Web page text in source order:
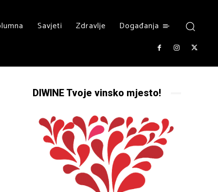
Savjeti Zdravlje Događanja
DIWINE Tvoje vinsko mjesto!